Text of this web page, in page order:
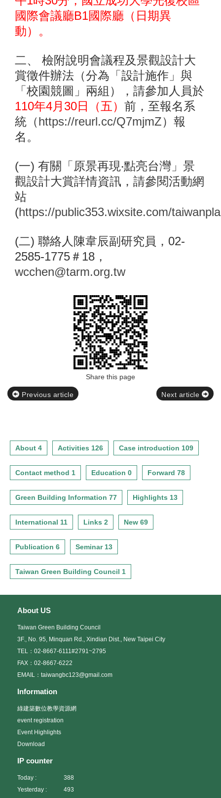
國際會議廳B1國際廳（日期異
動）。
二、 檢附說明會議程及景觀設計大
賞徵件辦法（分為「設計施作」與
「校園競圖」兩組），請參加人員於
110年4月30日（五） 前，至報名系
統（https://reurl.cc/Q7mjmZ）報
名。
(一) 有關「原景再現‧點亮台灣」景
觀設計大賞詳情資訊，請參閱活動網
站
(https://public353.wixsite.com/
(二) 聯絡人陳韋辰副研究員，02-
2585-1775＃18，
wcchen@tarm.org.tw
Share this page
Previous article Next article
About 4 Activities 126 Case introduction 109
Contact method 1 Education 0 Forward 78
Green Building Information 77 Highlights 13
International 11 Links 2 New 69
Publication 6 Seminar 13
Taiwan Green Building Council 1
About US
Taiwan Green Building Council
3F., No. 95, Minquan Rd., Xindian Dist., New Taipei City
TEL：02-8667-6111#2791~2795
FAX：02-8667-6222
EMAIL：taiwangbc123@gmail.com
Information
綠建築數位教學資源網
event registration
Event Highlights
Download
IP counter
Today :
388
Yesterday :
493